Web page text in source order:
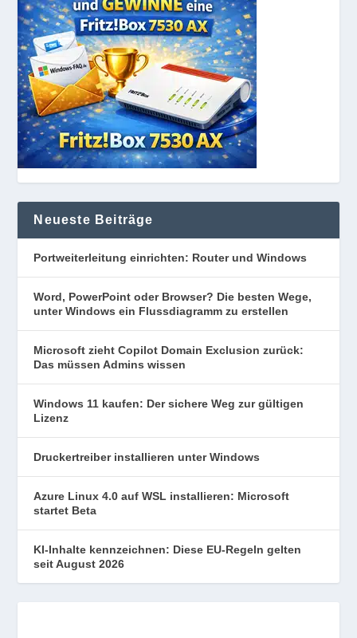
Neueste Beiträge
Portweiterleitung einrichten: Router und Windows
Word, PowerPoint oder Browser? Die besten Wege,
unter Windows ein Flussdiagramm zu erstellen
Microsoft zieht Copilot Domain Exclusion zurück:
Das müssen Admins wissen
Windows 11 kaufen: Der sichere Weg zur gültigen
Lizenz
Druckertreiber installieren unter Windows
Azure Linux 4.0 auf WSL installieren: Microsoft
startet Beta
KI-Inhalte kennzeichnen: Diese EU-Regeln gelten
seit August 2026